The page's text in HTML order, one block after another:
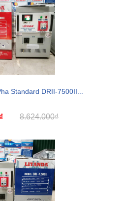
Standard DRII-7500II...
8.624.000₫